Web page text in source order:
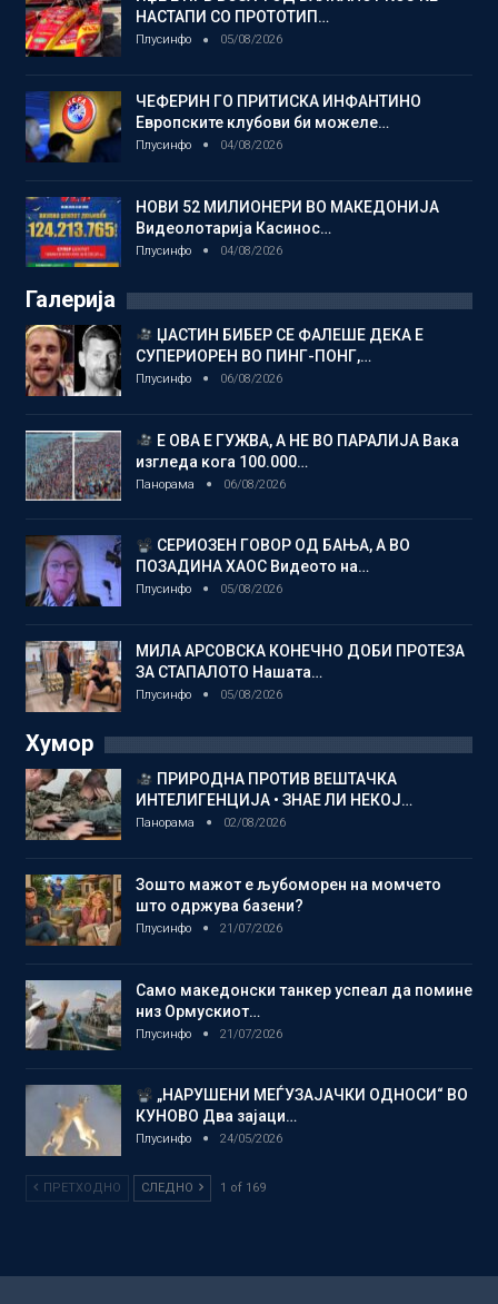
НАСТАПИ СО ПРОТОТИП…
Плусинфо 05/08/2026
ЧЕФЕРИН ГО ПРИТИСКА ИНФАНТИНО
Европските клубови би можеле…
Плусинфо 04/08/2026
НОВИ 52 МИЛИОНЕРИ ВО МАКЕДОНИЈА
Видеолотарија Касинос…
Плусинфо 04/08/2026
Галерија
ЏАСТИН БИБЕР СЕ ФАЛЕШЕ ДЕКА Е
СУПЕРИОРЕН ВО ПИНГ-ПОНГ,…
Плусинфо 06/08/2026
Е ОВА Е ГУЖВА, А НЕ ВО ПАРАЛИЈА Вака
изгледа кога 100.000…
Панорама 06/08/2026
СЕРИОЗЕН ГОВОР ОД БАЊА, А ВО
ПОЗАДИНА ХАОС Видеото на…
Плусинфо 05/08/2026
МИЛА АРСОВСКА КОНЕЧНО ДОБИ ПРОТЕЗА
ЗА СТАПАЛОТО Нашата…
Плусинфо 05/08/2026
Хумор
ПРИРОДНА ПРОТИВ ВЕШТАЧКА
ИНТЕЛИГЕНЦИЈА • ЗНАЕ ЛИ НЕКОЈ…
Панорама 02/08/2026
Зошто мажот е љубоморен на момчето
што одржува базени?
Плусинфо 21/07/2026
Само македонски танкер успеал да помине
низ Ормускиот…
Плусинфо 21/07/2026
„НАРУШЕНИ МЕЃУЗАЈАЧКИ ОДНОСИ“ ВО
КУНОВО Два зајаци…
Плусинфо 24/05/2026
ПРЕТХОДНО СЛЕДНО 1 of 169